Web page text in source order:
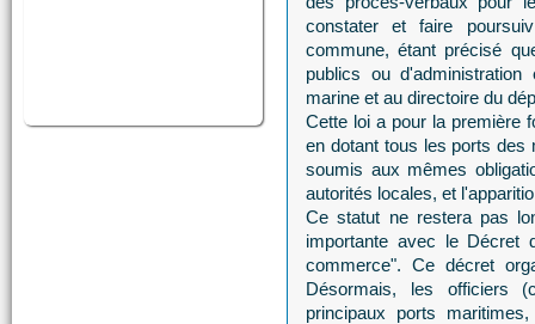
constater et faire
commune, étant précisé
publics ou
marine et au directoire du
Cette loi a pour la première
en dotant tous les ports
soumis aux mêmes
autorités locales, et
Ce statut ne restera pas
importante avec le
commerce". Ce décret
Désormais, les officiers
principaux ports